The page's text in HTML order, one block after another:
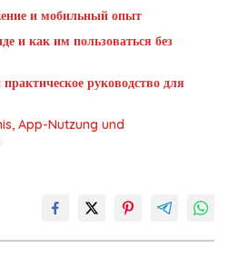
и мобильный опыт
и как им пользоваться без
руководство для
App-Nutzung und